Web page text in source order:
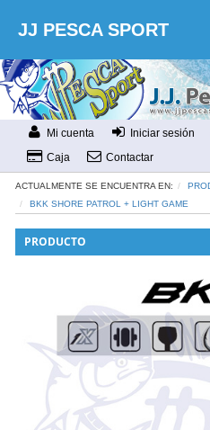
JJ PESCA SPORT
Mi cuenta Iniciar sesión
Caja
Contactar
ACTUALMENTE SE ENCUENTRA EN:
BKK SHORE PATROL + LIGHT GAME
PRODUCTO